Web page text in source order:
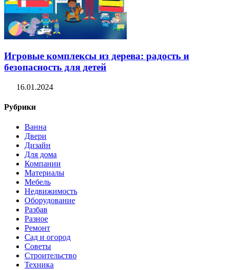
Игровые комплексы из дерева: радость и
безопасность для детей
16.01.2024
Рубрики
Ванна
Двери
Дизайн
Для дома
Компании
Материалы
Мебель
Недвижимость
Оборудование
Разбав
Разное
Ремонт
Сад и огород
Советы
Строительство
Техника